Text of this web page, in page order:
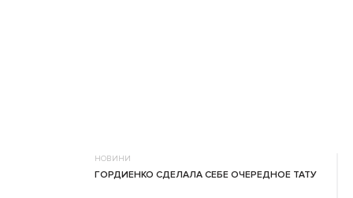
НОВИНИ
ГОРДИЕНКО СДЕЛАЛА СЕБЕ ОЧЕРЕДНОЕ ТАТУ